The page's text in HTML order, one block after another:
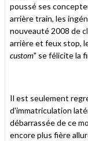
poussé ses
arrière train, les
nouveauté 2008 de
arrière et feux stop,
custom" se félicite la
Il est seulement
d'immatriculation
débarrassée de ce
encore plus fière